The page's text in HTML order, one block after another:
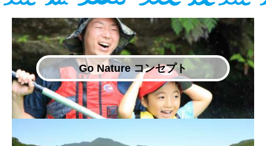
Go Nature コンセプト